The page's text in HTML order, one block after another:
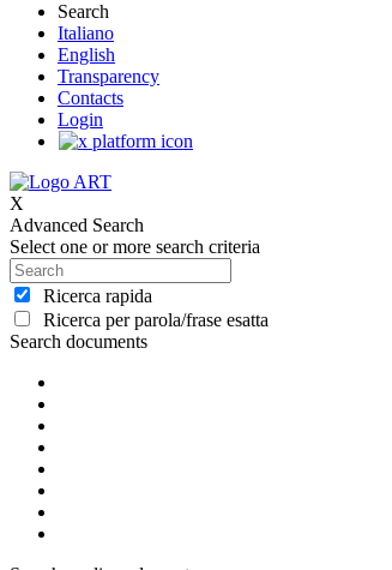
Search
Italiano
English
Transparency
Contacts
Login
X
Advanced Search
Select one or more search criteria
Ricerca rapida
Ricerca per parola/frase esatta
Search documents